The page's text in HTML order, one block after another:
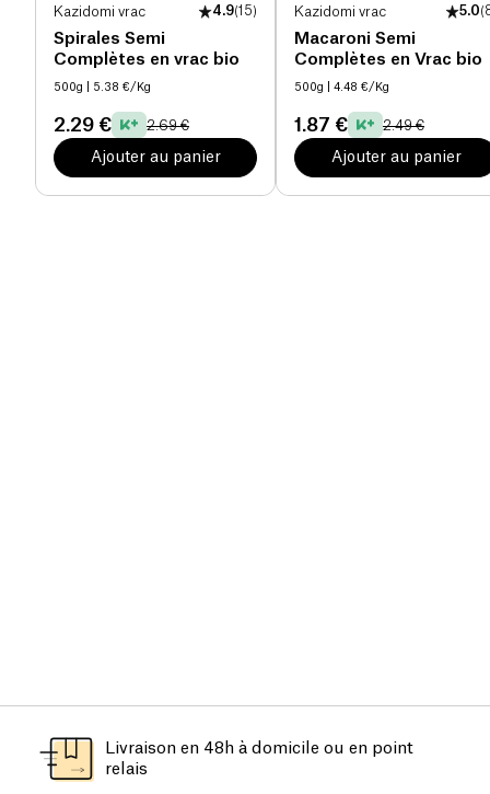
Kazidomi vrac 4.9(15)
Spirales Semi
Complètes en vrac bio
500g | 5.38 €/Kg
2.29 € 2.69 €
Ajouter au panier
Kazidomi vrac 5.0(
Macaroni Semi
Complètes en Vrac bio
500g | 4.48 €/Kg
1.87 € 2.49 €
Ajouter au panier
Livraison en 48h à domicile ou en point
relais